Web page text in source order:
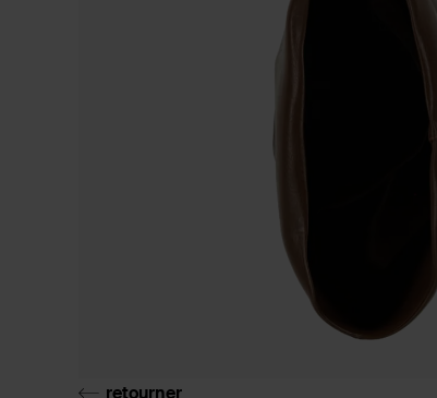
retourner